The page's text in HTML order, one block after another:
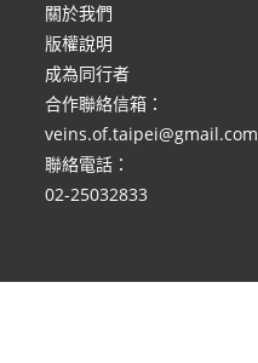
關於我們
版權說明
成為同行者
合作聯絡信箱 ：
veins.of.taipei@gmail.com
聯絡電話：
02-25032833